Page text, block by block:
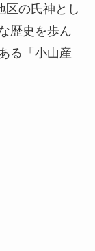
区の氏神とし
歴史を歩ん
る「小山産